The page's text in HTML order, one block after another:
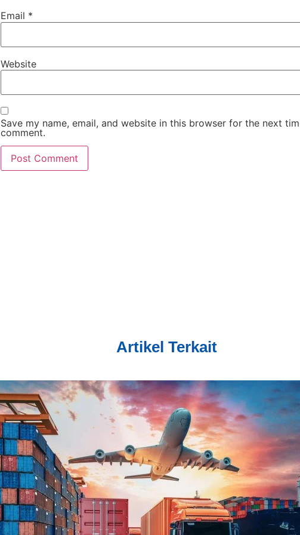
Email *
Website
Save my name, email, and website in this browser for the next
comment.
Artikel Terkait